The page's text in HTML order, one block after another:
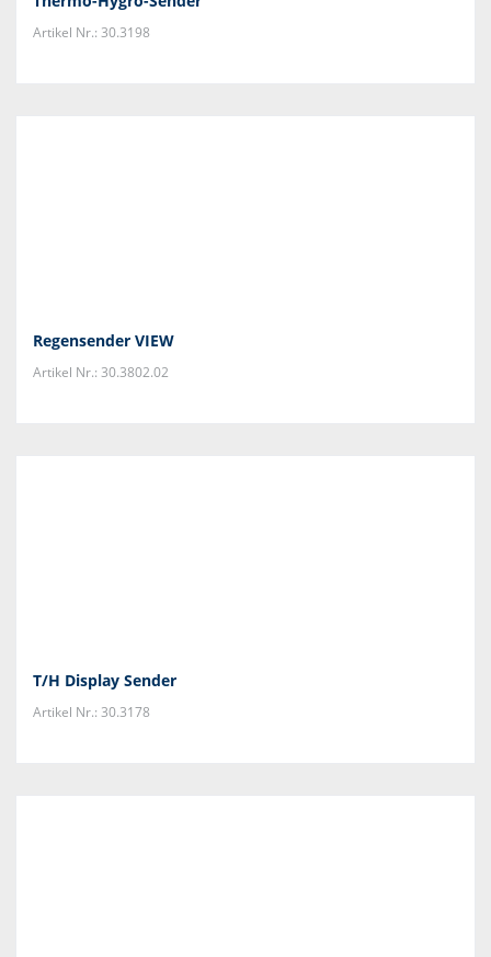
Artikel Nr.: 30.3198
Regensender VIEW
Artikel Nr.: 30.3802.02
T/H Display Sender
Artikel Nr.: 30.3178